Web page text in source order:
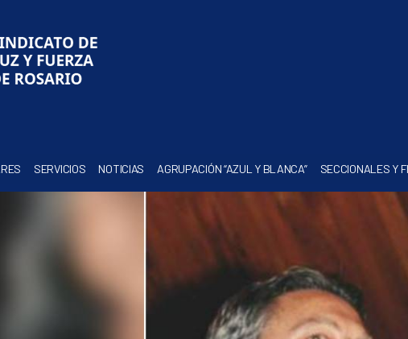
SERVICIOS NOTICIAS AGRUPACIÓN “AZUL Y BLANCA” SECCIONALES Y